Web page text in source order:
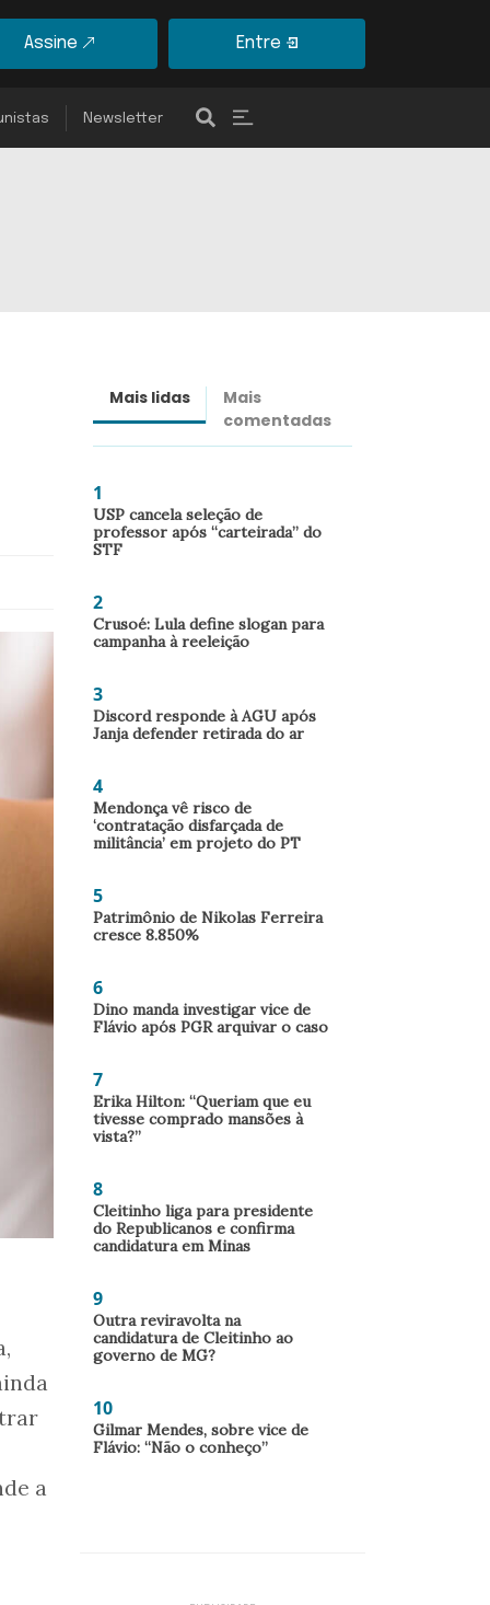
Assine Entre
Newsletter
a
Mais lidas
Mais
comentadas
1
USP cancela seleção de
professor após “carteirada” do
STF
2
Crusoé: Lula define slogan para
campanha à reeleição
3
Discord responde à AGU após
Janja defender retirada do ar
4
Mendonça vê risco de
‘contratação disfarçada de
militância’ em projeto do PT
5
Patrimônio de Nikolas Ferreira
cresce 8.850%
6
Dino manda investigar vice de
Flávio após PGR arquivar o caso
7
Erika Hilton: “Queriam que eu
tivesse comprado mansões à
vista?”
8
Cleitinho liga para presidente
do Republicanos e confirma
candidatura em Minas
9
Outra reviravolta na
candidatura de Cleitinho ao
governo de MG?
10
Gilmar Mendes, sobre vice de
Flávio: “Não o conheço”